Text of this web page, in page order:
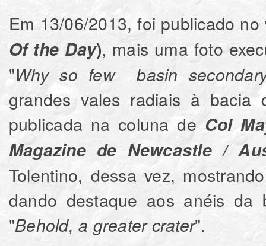
Em 13/06/2013, foi publicado
Of the Day), mais uma foto
"Why so few basin
grandes vales radiais à bacia
publicada na coluna de Col
Magazine de Newcastle /
Tolentino, dessa vez,
dando destaque aos anéis
"Behold, a greater crater".